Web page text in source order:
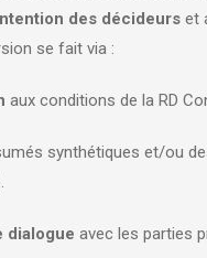
des décideurs et
se fait via :
aux conditions de la RD
synthétiques et/ou
dialogue avec les parties